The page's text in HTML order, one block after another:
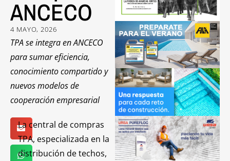
ANCECO
4 MAYO, 2026
TPA se integra en ANCECO
para sumar eficiencia,
conocimiento compartido y
nuevos modelos de
cooperación empresarial
La central de compras
TPA, especializada en la
distribución de techos,